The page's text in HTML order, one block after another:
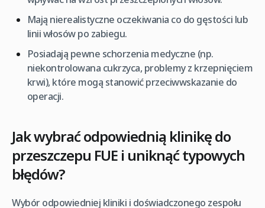
Mają nierealistyczne oczekiwania co do gęstości lub
linii włosów po zabiegu.
Posiadają pewne schorzenia medyczne (np.
niekontrolowana cukrzyca, problemy z krzepnięciem
krwi), które mogą stanowić przeciwwskazanie do
operacji.
Jak wybrać odpowiednią klinikę do
przeszczepu FUE i uniknąć typowych
błędów?
Wybór odpowiedniej kliniki i doświadczonego zespołu